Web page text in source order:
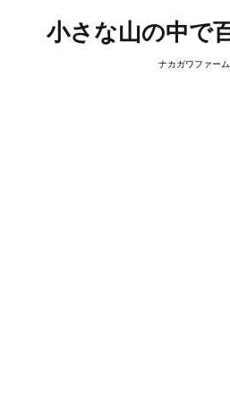
小さな山の中で
ナカガワファー